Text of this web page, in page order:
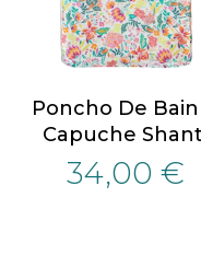
Poncho De
Capuche
34,00 €